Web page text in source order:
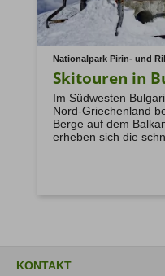
Nationalpark Pirin- und
Skitouren in
Im Südwesten
Nord-Griechenland
Berge auf dem
erheben sich die
KONTAKT